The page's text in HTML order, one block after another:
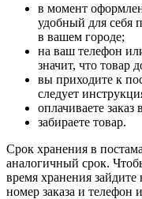
в момент
удобный для себя
в вашем городе;
на ваш телефон
значит, что товар
вы приходите к
следует
оплачиваете заказ
забираете товар.
Срок хранения в
аналогичный срок.
время хранения зайдите
номер заказа и телефон